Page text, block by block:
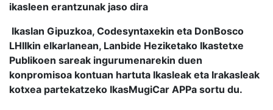
ikasleen erantzunak jaso dira
Ikaslan Gipuzkoa, Codesyntaxekin eta DonBosco
LHIIkin elkarlanean, Lanbide Heziketako Ikastetxe
Publikoen sareak ingurumenarekin duen
konpromisoa kontuan hartuta Ikasleak eta Irakasleak
kotxea partekatzeko IkasMugiCar APPa sortu du.